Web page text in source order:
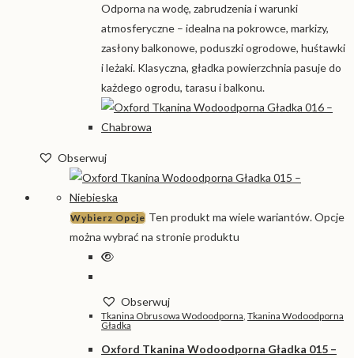
Odporna na wodę, zabrudzenia i warunki
atmosferyczne – idealna na pokrowce, markizy,
zasłony balkonowe, poduszki ogrodowe, huśtawki
i leżaki. Klasyczna, gładka powierzchnia pasuje do
każdego ogrodu, tarasu i balkonu.
Obserwuj
Wybierz Opcje Ten produkt ma wiele wariantów. Opcje
można wybrać na stronie produktu
Obserwuj
Tkanina Obrusowa Wodoodporna Tkanina Wodoodporna
Gładka
Oxford Tkanina Wodoodporna Gładka 015 –